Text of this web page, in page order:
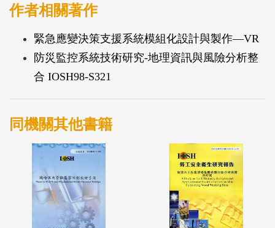
之效能，故期能於虛擬實境模組中加入相關監控訊
本研究完成一個以應變現場資訊為基礎之虛擬實境增
強模組。主要包含以下三大項目：(一)監控訊號整
合，整合消防警報、偵煙警報，於場景中模擬可能的
煙霧狀況；整合門禁資訊，於介面中呈現門的開關狀
態，讓指揮官易於掌控逃生機制；整合CCTV系統，
合，整合應變場所風險評估之結果。於災變發生時，
先進行風險分析，透過此一機制，幫助指揮官釐清警
報發生原因。(三)結合緊急應變決策支援平台，此計
畫目的之一是要將虛擬實境的3D資訊平台與2D介面
作者相關著作
緊急應變決策支援系統模組化設計與製作—VR
防災監控系統技術研究-地理資訊與風險分析整
合 IOSH98-S321
同機關其他書籍